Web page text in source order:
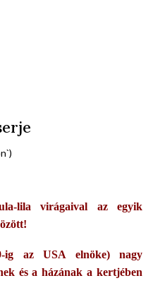
lila virágaival az egyik
ig az USA elnöke) nagy
és a házának a kertjében